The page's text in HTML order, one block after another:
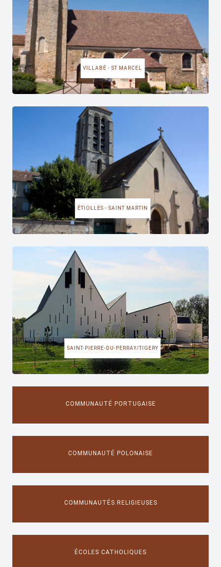
VILLABÉ - ST MARCEL
ÉTIOLLES - SAINT MARTIN
SAINT-PIERRE-DU-PERRAY/TIGERY
COMMUNAUTÉ PORTUGAISE
COMMUNAUTÉ POLONAISE
COMMUNAUTÉS RELIGIEUSES
ÉCOLES CATHOLIQUES